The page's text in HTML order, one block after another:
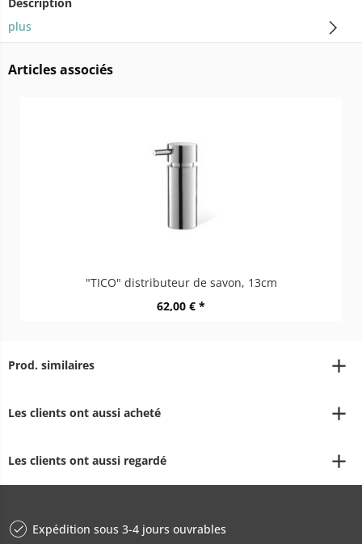
plus
Articles associés
"TICO" distributeur de savon, 13cm
62,00 € *
Prod. similaires
Les clients ont aussi acheté
Les clients ont aussi regardé
Expédition sous 3-4 jours ouvrables